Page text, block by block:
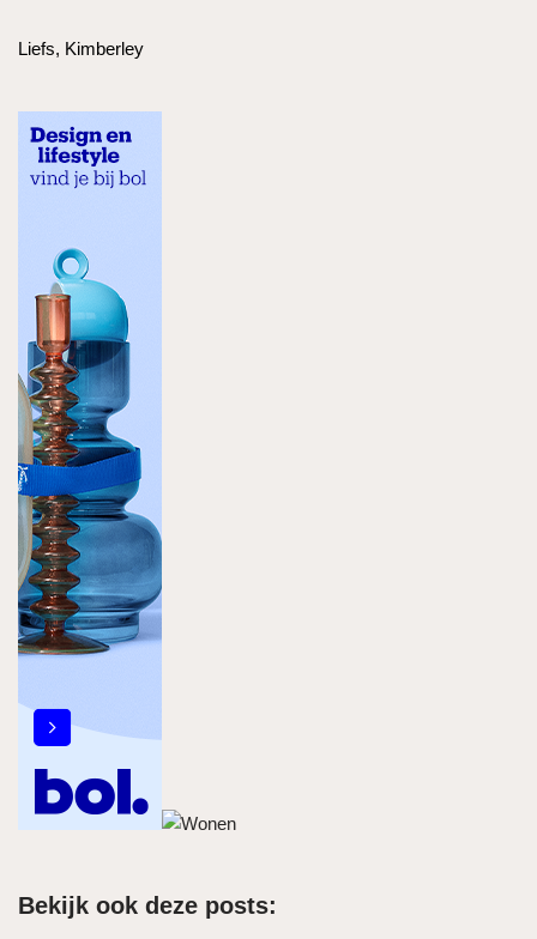
Liefs, Kimberley
Bekijk ook deze posts: